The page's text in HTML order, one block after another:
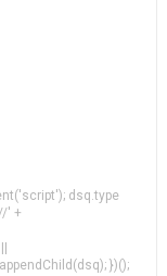
dsq.type
' +
})();